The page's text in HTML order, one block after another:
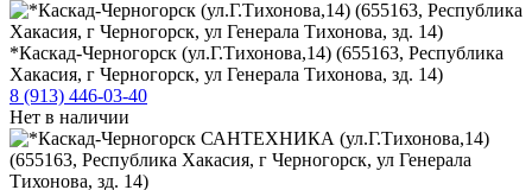
*Каскад-Черногорск (ул.Г.Тихонова,14) (655163, Республика
Хакасия, г Черногорск, ул Генерала Тихонова, зд. 14)
8 (913) 446-03-40
Нет в наличии